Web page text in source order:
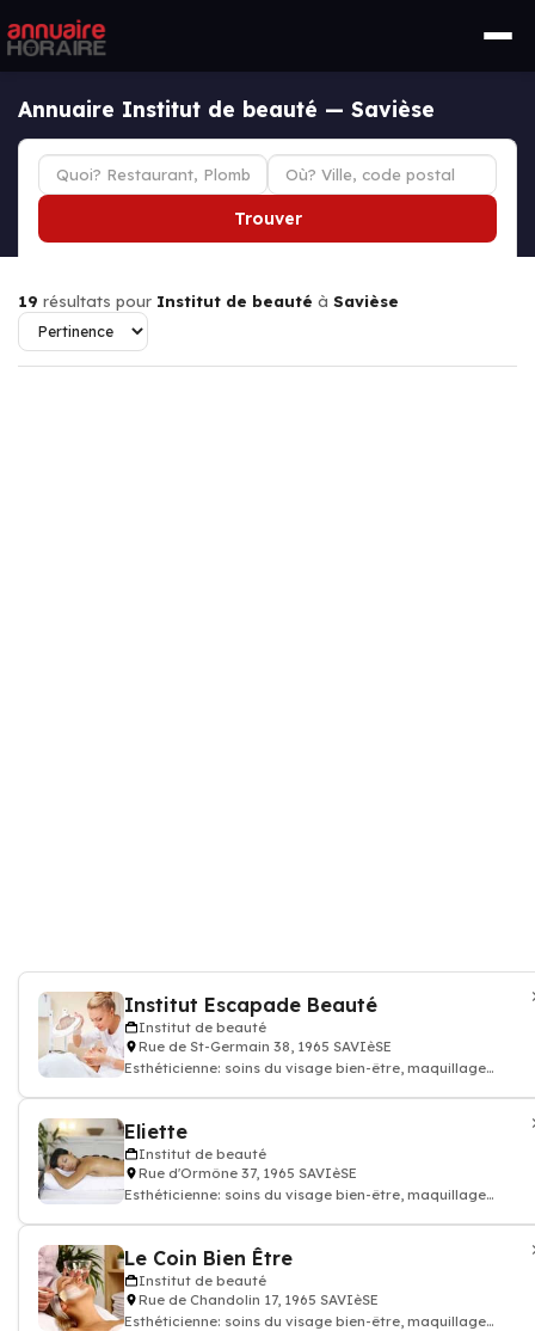
Annuaire Institut de beauté — Savièse
Trouver
19 résultats pour Institut de beauté à Savièse
Institut Escapade Beauté
Institut de beauté
Rue de St-Germain 38, 1965 SAVIèSE
Esthéticienne: soins du visage bien-être, maquillage
Eliette
Institut de beauté
Rue d'Ormône 37, 1965 SAVIèSE
Esthéticienne: soins du visage bien-être, maquillage
Le Coin Bien Être
Institut de beauté
Rue de Chandolin 17, 1965 SAVIèSE
Esthéticienne: soins du visage bien-être, maquillage